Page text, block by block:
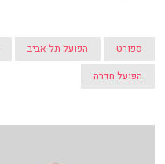
ספורט הפועל תל אביב
הפועל חדרה